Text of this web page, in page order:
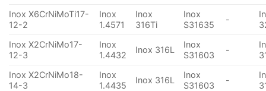
Inox X6CrNiMoTi17-
12-2
Inox
1.4571
Inox
316Ti
Inox
S31635
-
Inox X2CrNiMo17-
12-3
Inox
1.4432
Inox 316L
Inox
S31603
-
Inox X2CrNiMo18-
14-3
Inox
1.4435
Inox 316L
Inox
S31603
-